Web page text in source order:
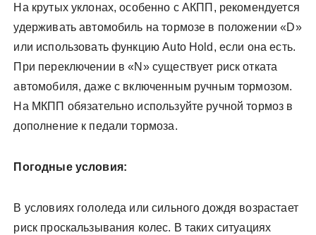
На крутых уклонах, особенно с АКПП, рекомендуется
удерживать автомобиль на тормозе в положении «D»
или использовать функцию Auto Hold, если она есть.
При переключении в «N» существует риск отката
автомобиля, даже с включенным ручным тормозом.
На МКПП обязательно используйте ручной тормоз в
дополнение к педали тормоза.
Погодные условия:
В условиях гололеда или сильного дождя возрастает
риск проскальзывания колес. В таких ситуациях